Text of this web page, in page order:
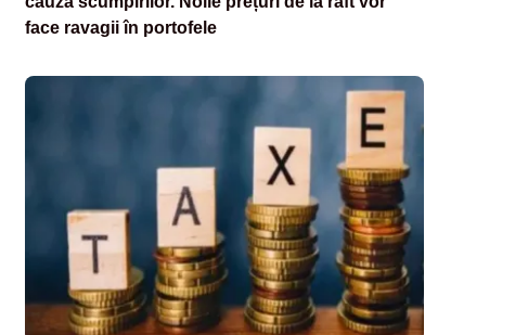
face ravagii în portofele